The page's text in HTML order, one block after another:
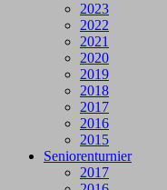
2023
2022
2021
2020
2019
2018
2017
2016
2015
Seniorenturnier
2017